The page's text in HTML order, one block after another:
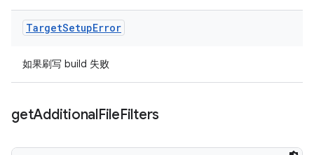
TargetSetupError
如果刷写 build 失败
getAdditionalFileFilters